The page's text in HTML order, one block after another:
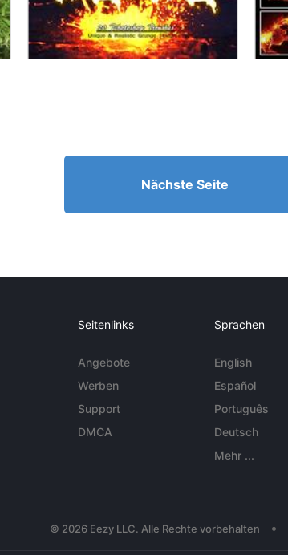
Nächste Seite
Seitenlinks
Angebote
Werben
Support
DMCA
Sprachen
English
Español
Português
Deutsch
Mehr ...
© 2026 Eezy LLC. Alle Rechte vorbehalten •